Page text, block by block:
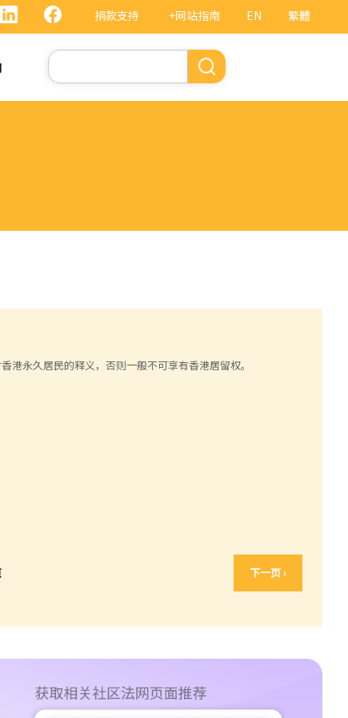
EN 繁體
捐款支持 +网站指南
搜
索
港永久居民的释义，否则一般不可享有香港居留权。
下一页 ›